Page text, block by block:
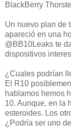
BlackBerry
Un nuevo plan de
apareció en una
@BB10Leaks te
dispositivos
¿Cuales podrían
El R10
hablamos hemos
10. Aunque, en la
esteroides. Los
¿Podría ser uno